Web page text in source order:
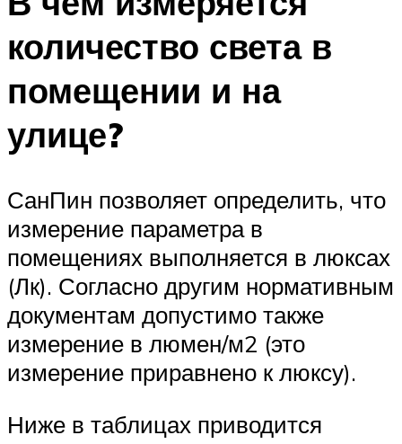
количество света в
помещении и на
улице?
СанПин позволяет определить, что
измерение параметра в
помещениях выполняется в люксах
(Лк). Согласно другим нормативным
документам допустимо также
измерение в люмен/м2 (это
измерение приравнено к люксу).
Ниже в таблицах приводится